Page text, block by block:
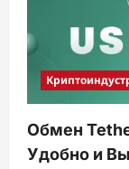
Обмен
Удобно и